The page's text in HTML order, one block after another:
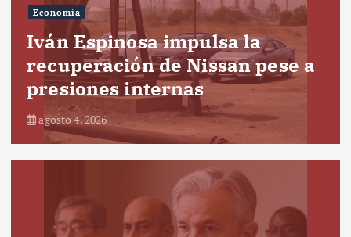
Economía
Iván Espinosa impulsa la
recuperación de Nissan pese a
presiones internas
agosto 4, 2026